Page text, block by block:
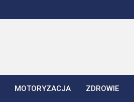
MOTORYZACJA ZDROWIE